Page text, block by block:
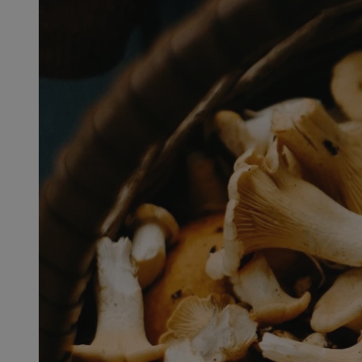
QeSessID
__cf_bm
__cf_bm
CookieScriptConsent